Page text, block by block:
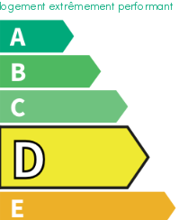
logement extrêmement performant